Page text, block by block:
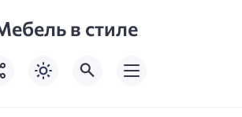
в стиле